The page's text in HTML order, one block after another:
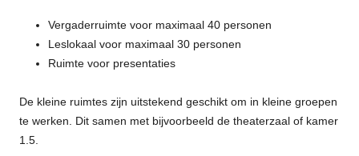
Vergaderruimte voor maximaal 40 personen
Leslokaal voor maximaal 30 personen
Ruimte voor presentaties
De kleine ruimtes zijn uitstekend geschikt om in kleine groepen
te werken. Dit samen met bijvoorbeeld de theaterzaal of kamer
1.5.